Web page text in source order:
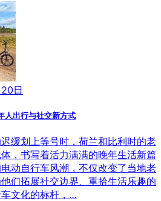
日
人出行与社交新方式
缓划上等号时，荷兰和比利时的老
，书写着活力满满的晚年生活新篇
动自行车风潮，不仅改变了当地老
们拓展社交边界、重拾生活乐趣的
文化的标杆，…